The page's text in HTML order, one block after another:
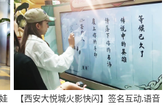
【西安大悦城火影快闪】签名互动,语音